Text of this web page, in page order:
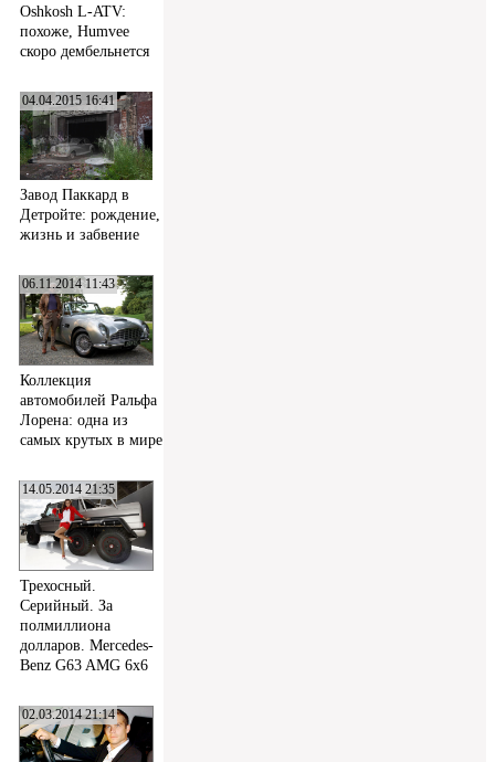
Oshkosh L-ATV:
похоже, Humvee
скоро дембельнется
04.04.2015 16:41
Завод Паккард в
Детройте: рождение,
жизнь и забвение
06.11.2014 11:43
Коллекция
автомобилей Ральфа
Лорена: одна из
самых крутых в мире
14.05.2014 21:35
Трехосный.
Серийный. За
полмиллиона
долларов. Mercedes-
Benz G63 AMG 6x6
02.03.2014 21:14